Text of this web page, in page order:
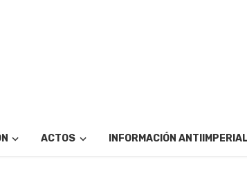
ACTOS INFORMACIÓN